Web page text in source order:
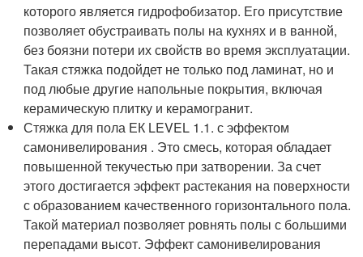
которого является гидрофобизатор. Его присутствие
позволяет обустраивать полы на кухнях и в ванной,
без боязни потери их свойств во время эксплуатации.
Такая стяжка подойдет не только под ламинат, но и
под любые другие напольные покрытия, включая
керамическую плитку и керамогранит.
Стяжка для пола ЕК LEVEL 1.1. с эффектом
самонивелирования . Это смесь, которая обладает
повышенной текучестью при затворении. За счет
этого достигается эффект растекания на поверхности
с образованием качественного горизонтального пола.
Такой материал позволяет ровнять полы с большими
перепадами высот. Эффект самонивелирования